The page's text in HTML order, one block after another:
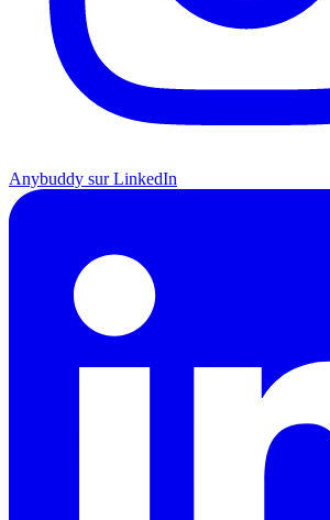
Anybuddy sur LinkedIn